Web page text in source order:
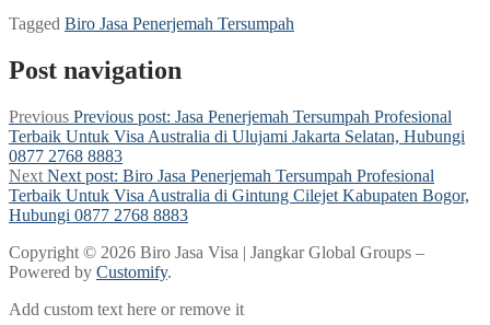
Tagged Biro Jasa Penerjemah Tersumpah
Post navigation
Previous Previous post: Jasa Penerjemah Tersumpah Profesional
Terbaik Untuk Visa Australia di Ulujami Jakarta Selatan, Hubungi
0877 2768 8883
Next Next post: Biro Jasa Penerjemah Tersumpah Profesional
Terbaik Untuk Visa Australia di Gintung Cilejet Kabupaten Bogor,
Hubungi 0877 2768 8883
Copyright © 2026 Biro Jasa Visa | Jangkar Global Groups –
Powered by Customify.
Add custom text here or remove it